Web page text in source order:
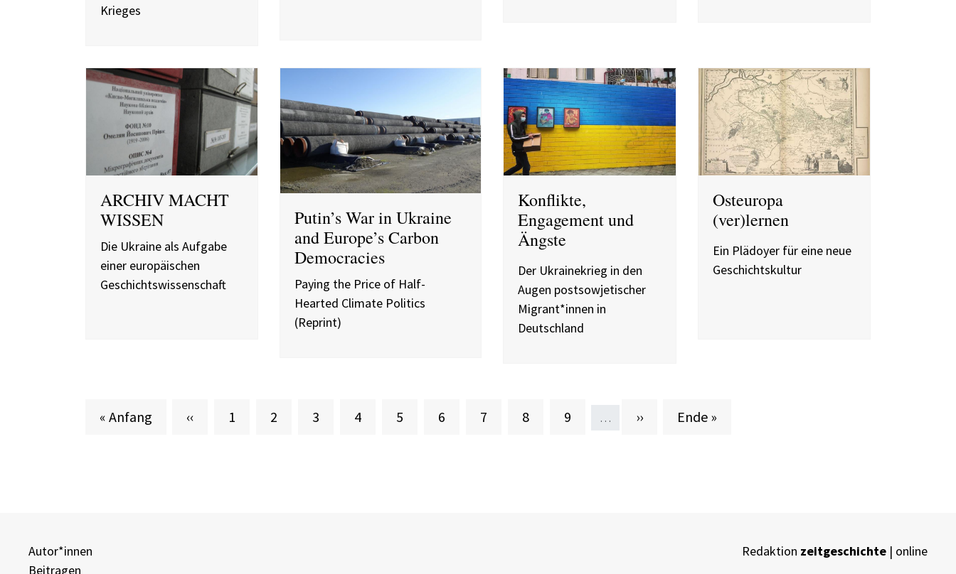
Krieges
ARCHIV MACHT
WISSEN
Die Ukraine als Aufgabe
einer europäischen
Geschichtswissenschaft
Putin’s War in Ukraine
and Europe’s Carbon
Democracies
Paying the Price of Half-
Hearted Climate Politics
(Reprint)
Konflikte,
Engagement und
Ängste
Der Ukrainekrieg in den
Augen postsowjetischer
Migrant*innen in
Deutschland
Osteuropa
(ver)lernen
Ein Plädoyer für eine neue
Geschichtskultur
Erste Seite
« Anfang Vorherige Seite
‹‹ Seite
1 Seite
2 Aktuelle Seite
3 Seite
4 Seite
5 Seite
6 Seite
7 Seite
8 Seite
9 … Nächste Seite
›› Letzte Seite
Ende »
Autor*innen
Beitragen
Redaktion zeitgeschichte | online